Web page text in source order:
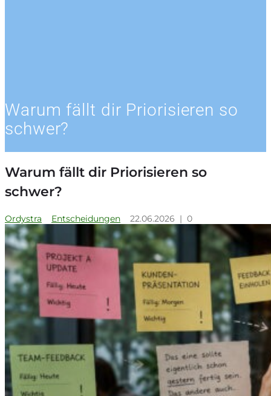
Warum fällt dir Priorisieren so
schwer?
Warum fällt dir Priorisieren so
schwer?
Ordystra Entscheidungen 22.06.2026 | 0